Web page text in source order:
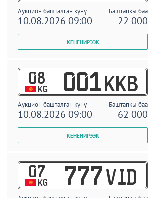
Аукцион башталган күнү Баштапкы баа
10.08.2026 09:00 22 000
08
KG 001 KKB
Аукцион башталган күнү Баштапкы баа
10.08.2026 09:00 62 000
07
KG 777 VID